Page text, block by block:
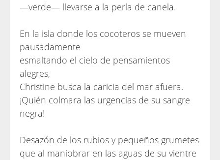
—verde— llevarse a la perla de canela.
En la isla donde los cocoteros se mueven
pausadamente
esmaltando el cielo de pensamientos
alegres,
Christine busca la caricia del mar afuera.
¡Quién colmara las urgencias de su sangre
negra!
Desazón de los rubios y pequeños grumetes
que al maniobrar en las aguas de su vientre